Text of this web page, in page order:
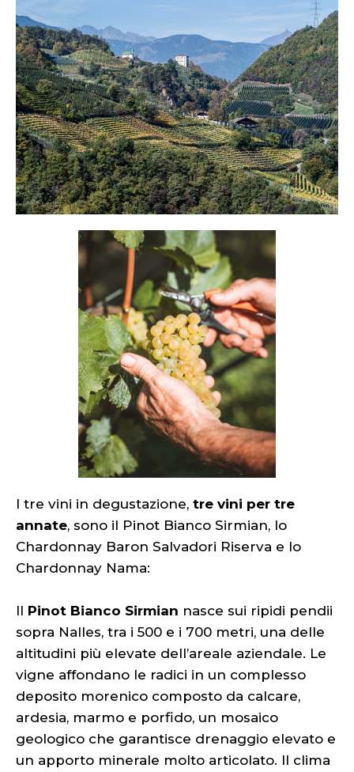
I tre vini in degustazione, tre vini per tre
annate, sono il Pinot Bianco Sirmian, lo
Chardonnay Baron Salvadori Riserva e lo
Chardonnay Nama:
Il Pinot Bianco Sirmian nasce sui ripidi pendii
sopra Nalles, tra i 500 e i 700 metri, una delle
altitudini più elevate dell’areale aziendale. Le
vigne affondano le radici in un complesso
deposito morenico composto da calcare,
ardesia, marmo e porfido, un mosaico
geologico che garantisce drenaggio elevato e
un apporto minerale molto articolato. Il clima